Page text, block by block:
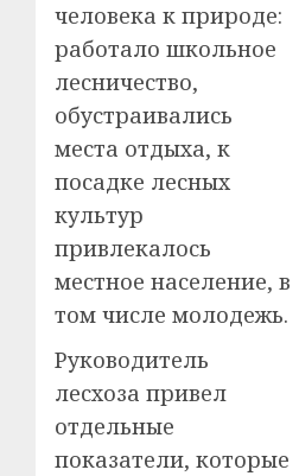
человека к природе:
работало школьное
лесничество,
обустраивались
места отдыха, к
посадке лесных
культур
привлекалось
местное население, в
том числе молодежь.
Руководитель
лесхоза привел
отдельные
показатели, которые